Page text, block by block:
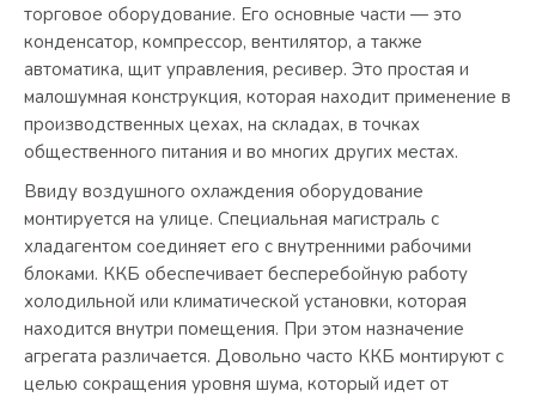
торговое оборудование. Его основные части — это
конденсатор, компрессор, вентилятор, а также
автоматика, щит управления, ресивер. Это простая и
малошумная конструкция, которая находит применение в
производственных цехах, на складах, в точках
общественного питания и во многих других местах.
Ввиду воздушного охлаждения оборудование
монтируется на улице. Специальная магистраль с
хладагентом соединяет его с внутренними рабочими
блоками. ККБ обеспечивает бесперебойную работу
холодильной или климатической установки, которая
находится внутри помещения. При этом назначение
агрегата различается. Довольно часто ККБ монтируют с
целью сокращения уровня шума, который идет от